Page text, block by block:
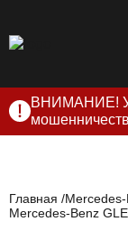
ВНИМАНИЕ!
нами по
и на сайте
Главная
Mercedes-
Mercedes-Benz